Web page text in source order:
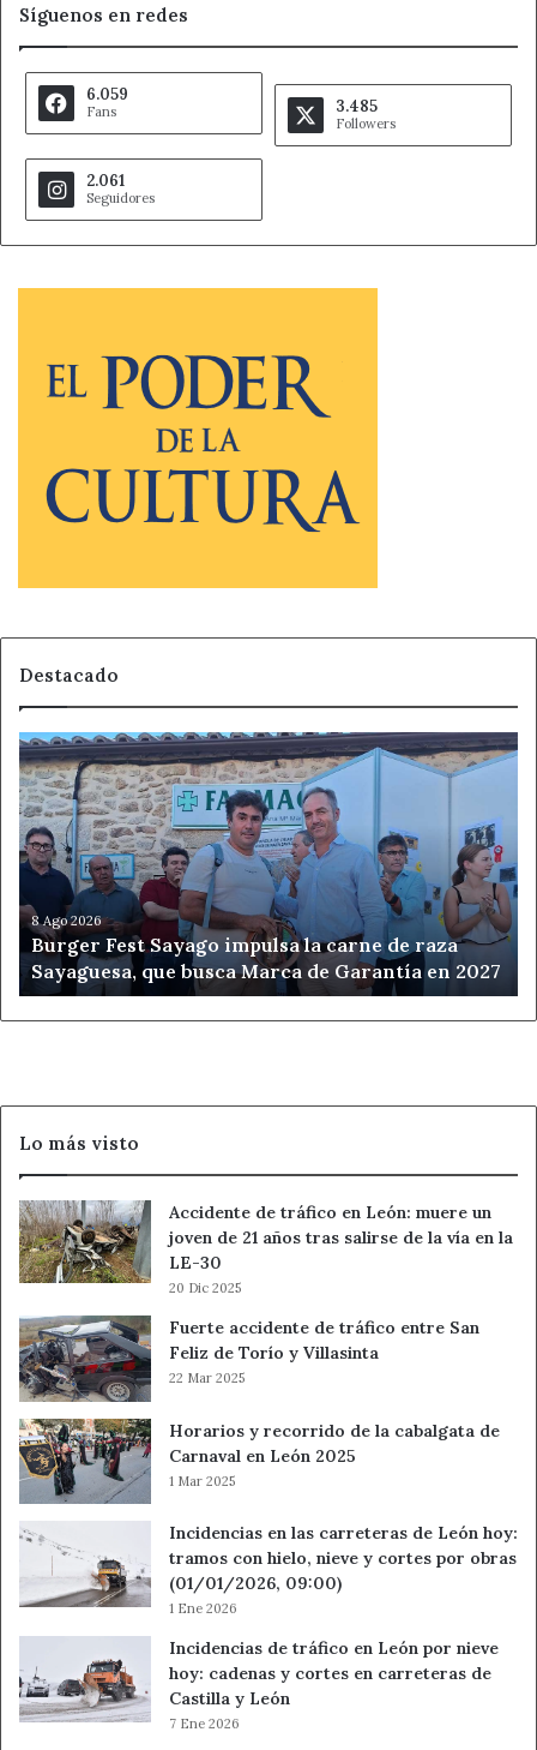
Síguenos en redes
6.059
Fans 3.485
Followers
2.061
Seguidores
Destacado
Burger
Fest
Sayago
impulsa
la
carne
raza
Sayaguesa,
que
busca
Marca
8 Ago 2026
Burger Fest Sayago impulsa la carne de raza
Sayaguesa, que busca Marca de Garantía en 2027
Lo más visto
Accidente de tráfico en León: muere un
joven de 21 años tras salirse de la vía en la
LE-30
20 Dic 2025
Fuerte accidente de tráfico entre San
Feliz de Torío y Villasinta
22 Mar 2025
Horarios y recorrido de la cabalgata de
Carnaval en León 2025
1 Mar 2025
Incidencias en las carreteras de León hoy:
tramos con hielo, nieve y cortes por obras
(01/01/2026, 09:00)
1 Ene 2026
Incidencias de tráfico en León por nieve
hoy: cadenas y cortes en carreteras de
Castilla y León
7 Ene 2026